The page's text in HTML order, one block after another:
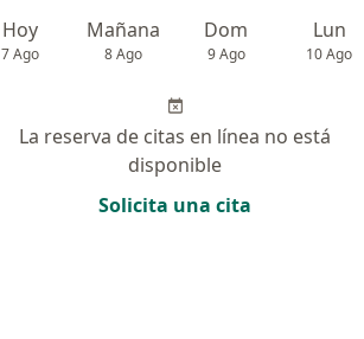
Hoy
7 Ago
Mañana
8 Ago
Dom
9 Ago
Lun
10 Ago
La reserva de citas en línea no está
disponible
Solicita una cita